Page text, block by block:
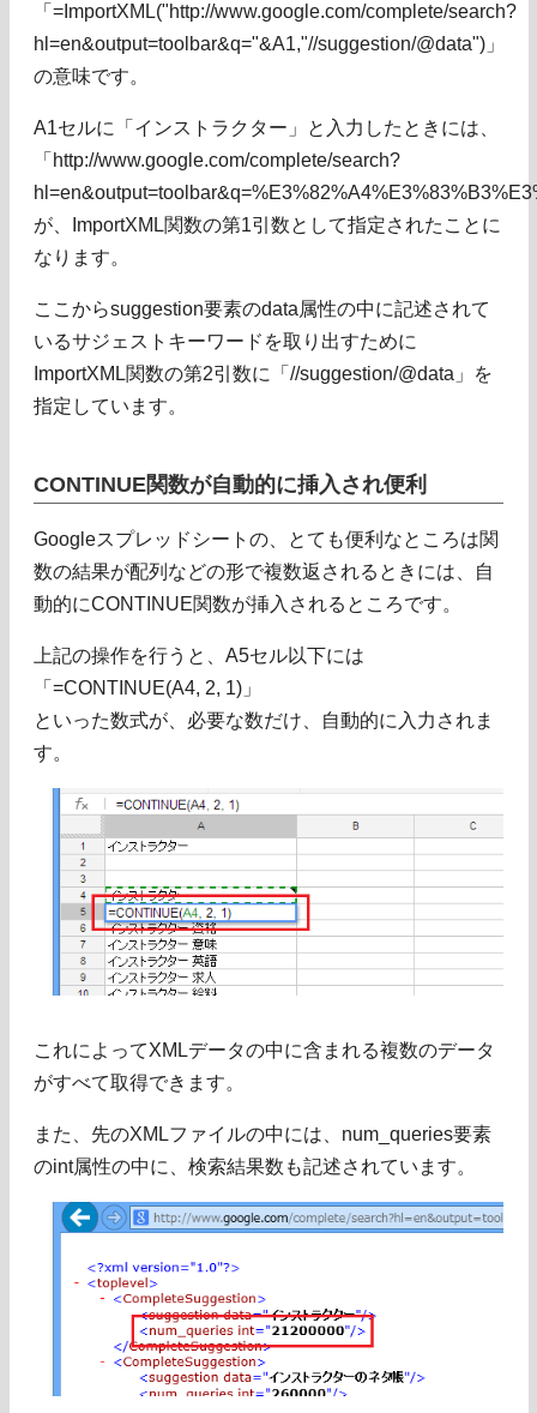
「=ImportXML("http://www.google.com/complete/search?
hl=en&output=toolbar&q="&A1,"//suggestion/@data")」
の意味です。
A1セルに「インストラクター」と入力したときには、
「http://www.google.com/complete/search?
が、ImportXML関数の第1引数として指定されたことに
なります。
ここからsuggestion要素のdata属性の中に記述されて
いるサジェストキーワードを取り出すために
ImportXML関数の第2引数に「//suggestion/@data」を
指定しています。
CONTINUE関数が自動的に挿入され便利
Googleスプレッドシートの、とても便利なところは関
数の結果が配列などの形で複数返されるときには、自
動的にCONTINUE関数が挿入されるところです。
上記の操作を行うと、A5セル以下には
「=CONTINUE(A4, 2, 1)」
といった数式が、必要な数だけ、自動的に入力されま
す。
これによってXMLデータの中に含まれる複数のデータ
がすべて取得できます。
また、先のXMLファイルの中には、num_queries要素
のint属性の中に、検索結果数も記述されています。